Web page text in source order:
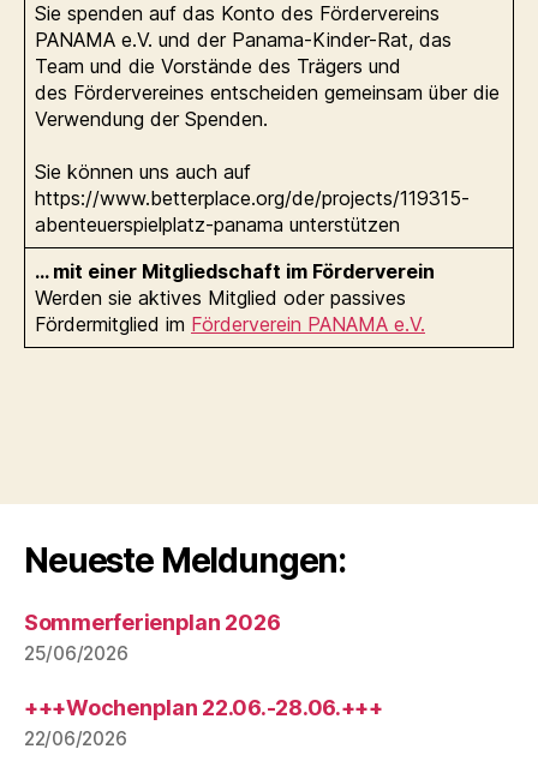
Sie spenden auf das Konto des Fördervereins
PANAMA e.V. und der Panama-Kinder-Rat, das
Team und die Vorstände des Trägers und
des Fördervereines entscheiden gemeinsam über die
Verwendung der Spenden.
Sie können uns auch auf
https://www.betterplace.org/de/projects/119315-
abenteuerspielplatz-panama unterstützen
… mit einer Mitgliedschaft im Förderverein
Werden sie aktives Mitglied oder passives
Fördermitglied im Förderverein PANAMA e.V.
Neueste Meldungen:
Sommerferienplan 2026
25/06/2026
+++Wochenplan 22.06.-28.06.+++
22/06/2026